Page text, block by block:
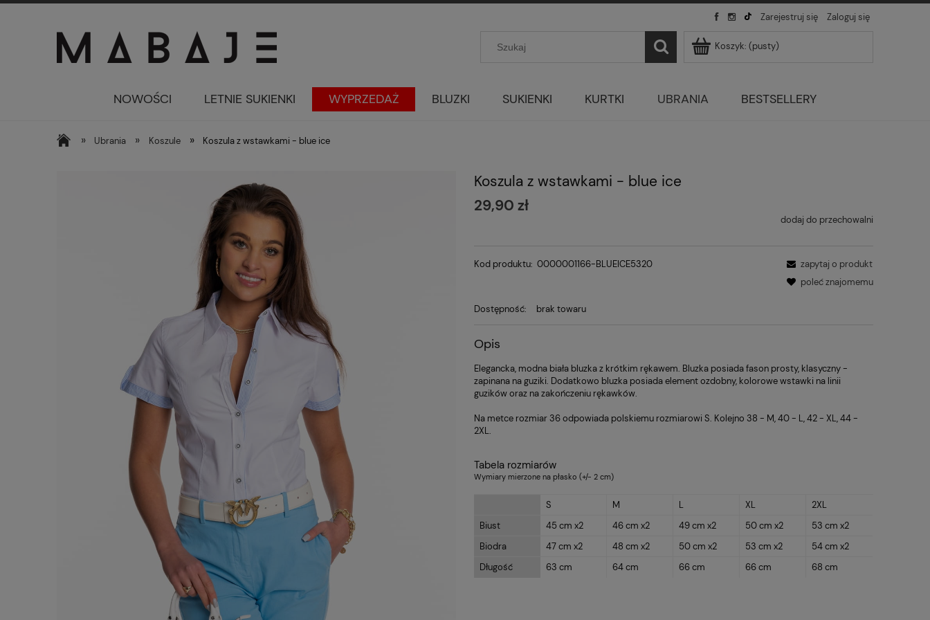
Zarejestruj się Zaloguj się
Koszyk: (pusty)
NOWOŚCI LETNIE SUKIENKI WYPRZEDAŻ BLUZKI SUKIENKI KURTKI UBRANIA BESTSELLERY
» Ubrania » Koszule » Koszula z wstawkami - blue ice
Koszula z wstawkami - blue ice
29,90 zł
dodaj do przechowalni
Kod produktu: 0000001166-BLUEICE5320
zapytaj o produkt
poleć znajomemu
Dostępność: brak towaru
Opis
Elegancka, modna biała bluzka z krótkim rękawem. Bluzka posiada fason prosty, klasyczny -
zapinana na guziki. Dodatkowo bluzka posiada element ozdobny, kolorowe wstawki na linii
guzików oraz na zakończeniu rękawków.
Na metce rozmiar 36 odpowiada polskiemu rozmiarowi S. Kolejno 38 - M, 40 - L, 42 - XL, 44 -
2XL.
Tabela rozmiarów
Wymiary mierzone na płasko (+/- 2 cm)
S M L XL
2XL
Biust
45 cm x2 46 cm x2 49 cm x2 50 cm x2
53 cm x2
Biodra
47 cm x2 48 cm x2 50 cm x2 53 cm x2
54 cm x2
Długość
63 cm 64 cm 66 cm 66 cm 68 cm